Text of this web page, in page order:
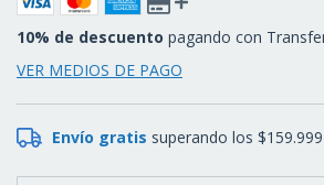
10% de descuento pagando con
VER MEDIOS DE PAGO
Envío gratis superando los$159.999